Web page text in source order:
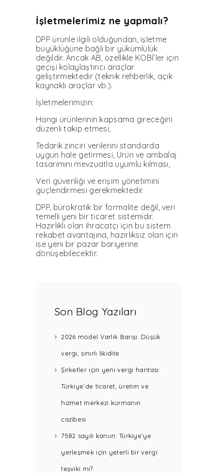
İşletmelerimiz ne yapmalı?
DPP ürünle ilgili olduğun­dan, işletme
büyüklüğüne bağ­lı bir yükümlülük
değildir. An­cak AB, özellikle KOBİ’ler için
geçişi kolaylaştırıcı araçlar
geliştirmektedir (teknik reh­berlik, açık
kaynaklı araçlar vb.).
İşletmelerimizin:
Hangi ürünlerinin kapsama gireceğini
düzenli takip etme­si,
Tedarik zinciri verilerini standarda
uygun hale getirme­si, Ürün ve ambalaj
tasarımını mevzuatla uyumlu kılması,
Veri güvenliği ve erişim yö­netimini
güçlendirmesi gerekmektedir.
DPP, bürokratik bir forma­lite değil, veri
temelli yeni bir ticaret sistemidir.
Hazırlıklı olan ihracatçı için bu sistem
rekabet avantajına, hazırlıksız olan için
ise yeni bir pazar ba­riyerine
dönüşebilecektir.
Son Blog Yazıları
2026 model Varlık Barışı: Düşük
vergi, sınırlı likidite
Şirketler için yeni vergi haritası:
Türkiye’de ticaret, üretim ve
hizmet merkezi kurmanın
cazibesi
7582 sayılı kanun: Türkiye’ye
yerleşmek için yeterli bir vergi
teşviki mi?